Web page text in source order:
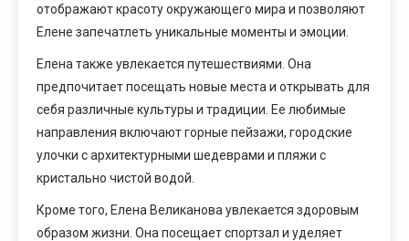
отображают красоту окружающего мира и позволяют
Елене запечатлеть уникальные моменты и эмоции.
Елена также увлекается путешествиями. Она
предпочитает посещать новые места и открывать для
себя различные культуры и традиции. Ее любимые
направления включают горные пейзажи, городские
улочки с архитектурными шедеврами и пляжи с
кристально чистой водой.
Кроме того, Елена Великанова увлекается здоровым
образом жизни. Она посещает спортзал и уделяет